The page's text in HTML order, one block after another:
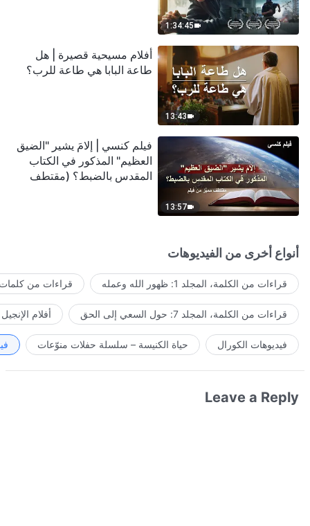
1:34:45
13:43
أفلام مسيحية قصيرة | هل
طاعة البابا هي طاعة للرب؟
13:57
فيلم كنسي | إلامَ يشير "الضيق
العظيم" المذكور في الكتاب
المقدس بالضبط؟ (مقتطف
أنواع أخرى من الفيديوهات
قراءات من الكلمة، المجلد 1: ظهور الله وعمله قراءات من كلمات
قراءات من الكلمة، المجلد 7: حول السعي إلى الحق أفلام الإنجيل
فيديوهات الكورال حياة الكنيسة – سلسلة حفلات منوّعات
Leave a Reply